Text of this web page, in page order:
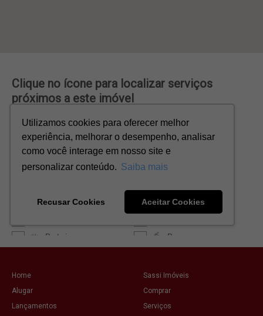
Home
Sassi Imóveis
Alugar
Comprar
Lançamentos
Serviços